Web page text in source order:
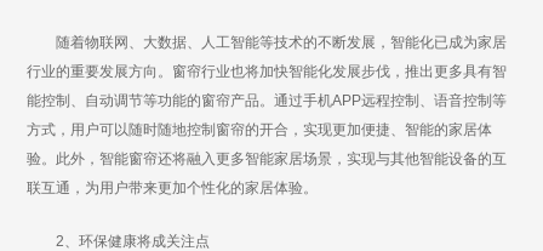
随着物联网、大数据、人工智能等技术的不断发展，智能化已成为家居
行业的重要发展方向。窗帘行业也将加快智能化发展步伐，推出更多具有智
能控制、自动调节等功能的窗帘产品。通过手机APP远程控制、语音控制等
方式，用户可以随时随地控制窗帘的开合，实现更加便捷、智能的家居体
验。此外，智能窗帘还将融入更多智能家居场景，实现与其他智能设备的互
联互通，为用户带来更加个性化的家居体验。
2、环保健康将成关注点